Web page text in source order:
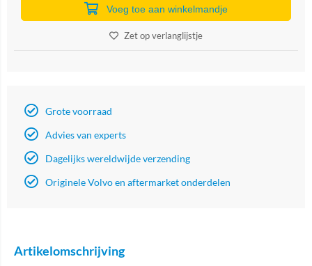
Voeg toe aan winkelmandje
Zet op verlanglijstje
Grote voorraad
Advies van experts
Dagelijks wereldwijde verzending
Originele Volvo en aftermarket onderdelen
Artikelomschrijving